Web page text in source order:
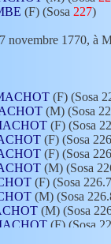
(F) (Sosa 227)
novembre 1770, à
(F) (Sosa
(M) (Sosa
(F) (Sosa
(F) (Sosa
(F) (Sosa
(M) (Sosa
(F) (Sosa
(M) (Sosa
(M) (Sosa
(F) (Sosa